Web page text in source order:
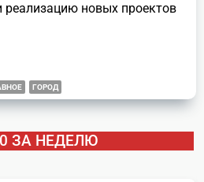
реализацию новых проектов
ГОРОД
ЗА НЕДЕЛЮ